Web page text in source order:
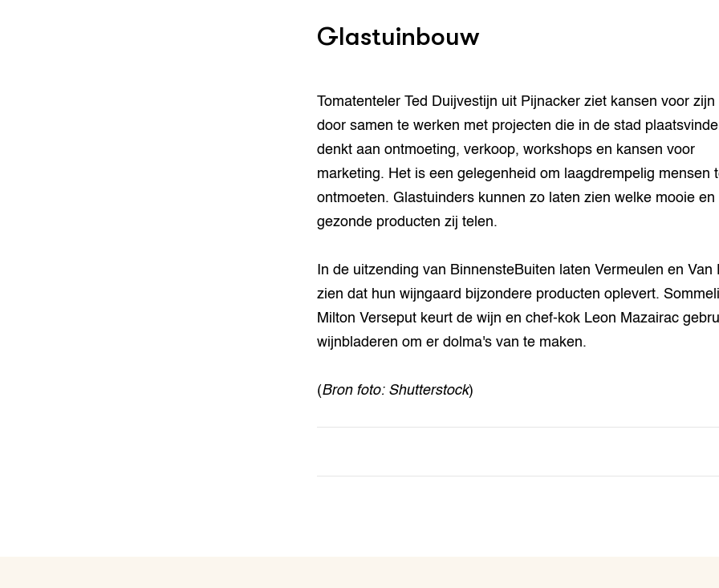
Glastuinbouw
Tomatenteler Ted Duijvestijn uit Pijnacker ziet kansen voor zijn
door samen te werken met projecten die in de stad
denkt aan ontmoeting, verkoop, workshops en kansen voor
marketing. Het is een gelegenheid om laagdrempelig mensen
ontmoeten. Glastuinders kunnen zo laten zien welke mooie en
gezonde producten zij telen.
In de uitzending van BinnensteBuiten laten Vermeulen en Van
zien dat hun wijngaard bijzondere producten oplevert.
Milton Verseput keurt de wijn en chef-kok Leon Mazairac
wijnbladeren om er dolma's van te maken.
(Bron foto: Shutterstock)